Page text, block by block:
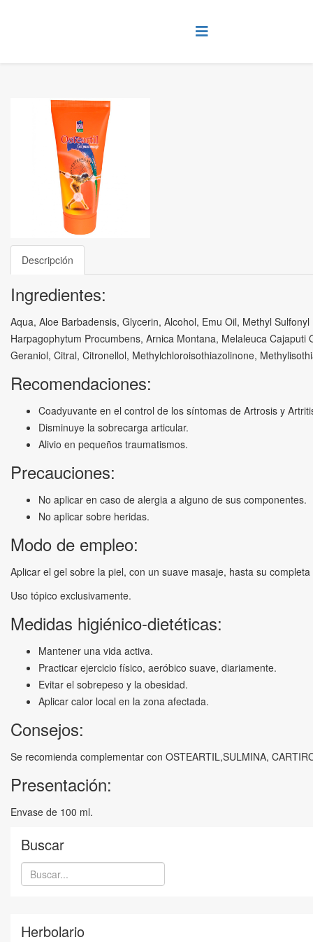
Descripción
Ingredientes:
Aqua, Aloe Barbadensis, Glycerin, Alcohol, Emu Oil, Methyl
Harpagophytum Procumbens, Arnica Montana, Melaleuca
Geraniol, Citral, Citronellol, Methylchloroisothiazolinone,
Recomendaciones:
Coadyuvante en el control de los síntomas de Artrosis y
Disminuye la sobrecarga articular.
Alivio en pequeños traumatismos.
Precauciones:
No aplicar en caso de alergia a alguno de sus componentes.
No aplicar sobre heridas.
Modo de empleo:
Aplicar el gel sobre la piel, con un suave masaje, hasta su
Uso tópico exclusivamente.
Medidas higiénico-dietéticas:
Mantener una vida activa.
Practicar ejercicio físico, aeróbico suave, diariamente.
Evitar el sobrepeso y la obesidad.
Aplicar calor local en la zona afectada.
Consejos:
Se recomienda complementar con OSTEARTIL,SULMINA,
Presentación:
Envase de 100 ml.
Buscar
Herbolario